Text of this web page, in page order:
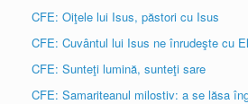
CFE: Oiţele lui Isus, păstori cu Isus
CFE: Cuvântul lui Isus ne înrudeşte cu El
CFE: Sunteţi lumină, sunteţi sare
CFE: Samariteanul milostiv: a se lăsa